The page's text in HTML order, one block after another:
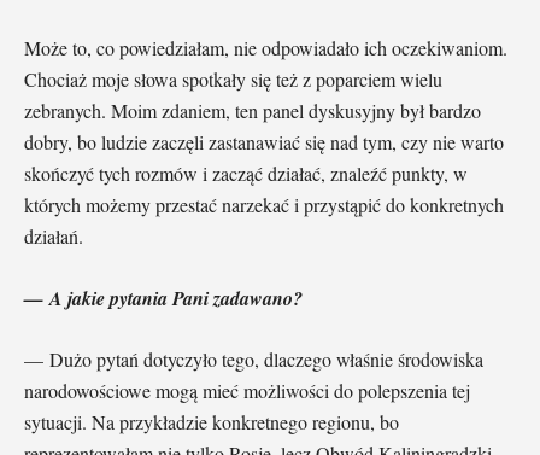
Może to, co powiedziałam, nie odpowiadało ich oczekiwaniom.
Chociaż moje słowa spotkały się też z poparciem wielu
zebranych. Moim zdaniem, ten panel dyskusyjny był bardzo
dobry, bo ludzie zaczęli zastanawiać się nad tym, czy nie warto
skończyć tych rozmów i zacząć działać, znaleźć punkty, w
których możemy przestać narzekać i przystąpić do konkretnych
działań.
— A jakie pytania Pani zadawano?
— Dużo pytań dotyczyło tego, dlaczego właśnie środowiska
narodowościowe mogą mieć możliwości do polepszenia tej
sytuacji. Na przykładzie konkretnego regionu, bo